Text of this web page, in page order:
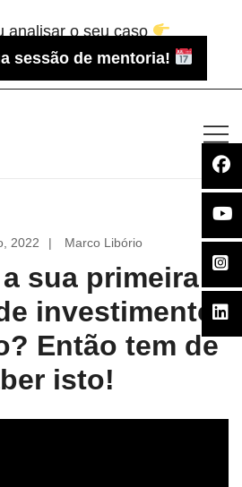
analisar o seu caso
sessão de mentoria!
2022 Marco Libório
sua primeira
investimento
Então tem de
isto!